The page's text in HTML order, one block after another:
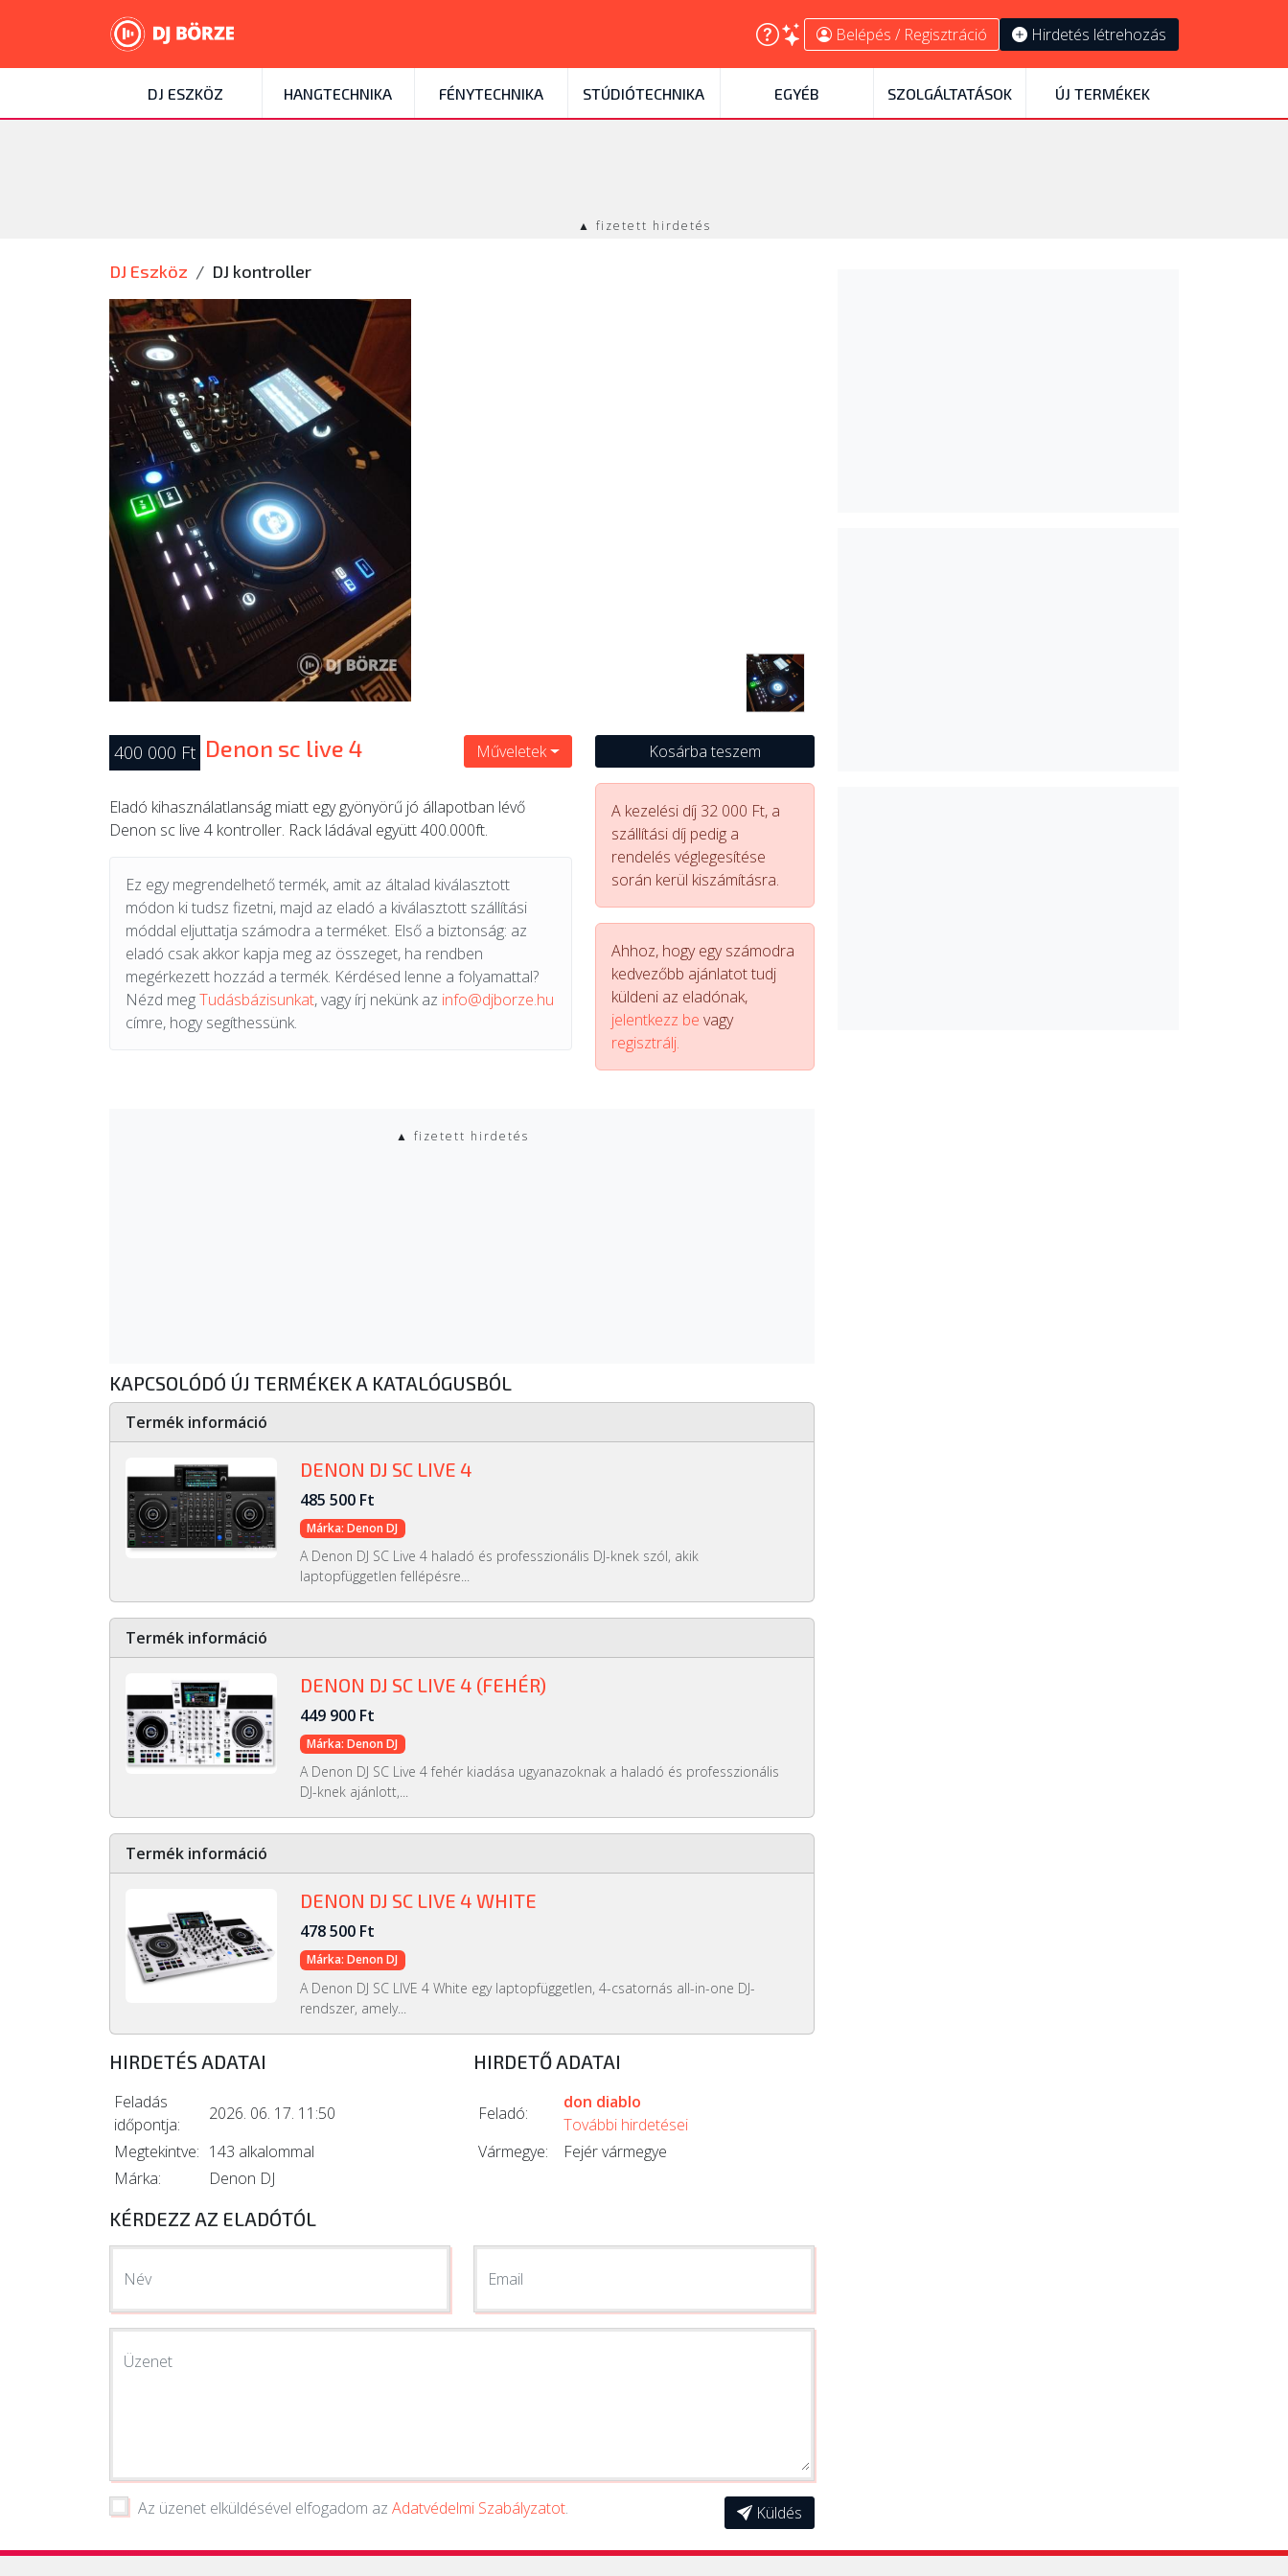
Belépés / Regisztráció Hirdetés létrehozás
DJ ESZKÖZ HANGTECHNIKA FÉNYTECHNIKA STÚDIÓTECHNIKA EGYÉB SZOLGÁLTATÁSOK ÚJ TERMÉKEK
▲ fizetett hirdetés
DJ Eszköz DJ kontroller
400 000 Ft Denon sc live 4 Műveletek
Eladó kihasználatlanság miatt egy gyönyörű jó állapotban lévő
Denon sc live 4 kontroller. Rack ládával együtt 400.000ft.
Ez egy megrendelhető termék, amit az általad kiválasztott
módon ki tudsz fizetni, majd az eladó a kiválasztott szállítási
móddal eljuttatja számodra a terméket. Első a biztonság: az
eladó csak akkor kapja meg az összeget, ha rendben
megérkezett hozzád a termék. Kérdésed lenne a folyamattal?
Nézd megTudásbázisunkat, vagy írj nekünk az info@djborze.hu
címre, hogy segíthessünk.
Kosárba teszem
A kezelési díj 32 000 Ft, a
szállítási díj pedig a
rendelés véglegesítése
során kerül kiszámításra.
Ahhoz, hogy egy számodra
kedvezőbb ajánlatot tudj
küldeni az eladónak,
jelentkezz be vagy
regisztrálj.
▲ fizetett hirdetés
KAPCSOLÓDÓ ÚJ TERMÉKEK A KATALÓGUSBÓL
Termék információ
DENON DJ SC LIVE 4
485 500 Ft
Márka: Denon DJ
A Denon DJ SC Live 4 haladó és professzionális DJ-knek szól, akik
laptopfüggetlen fellépésre...
Termék információ
DENON DJ SC LIVE 4 (FEHÉR)
449 900 Ft
Márka: Denon DJ
A Denon DJ SC Live 4 fehér kiadása ugyanazoknak a haladó és professzionális
DJ-knek ajánlott,...
Termék információ
DENON DJ SC LIVE 4 WHITE
478 500 Ft
Márka: Denon DJ
A Denon DJ SC LIVE 4 White egy laptopfüggetlen, 4-csatornás all-in-one DJ-
rendszer, amely...
HIRDETÉS ADATAI
Feladás
időpontja:
2026. 06. 17. 11:50
Megtekintve: 143 alkalommal
Márka:
Denon DJ
HIRDETŐ ADATAI
Feladó:
don diablo
További hirdetései
Vármegye:
Fejér vármegye
KÉRDEZZ AZ ELADÓTÓL
Név Email
Üzenet
Az üzenet elküldésével elfogadom az Adatvédelmi Szabályzatot. Küldés